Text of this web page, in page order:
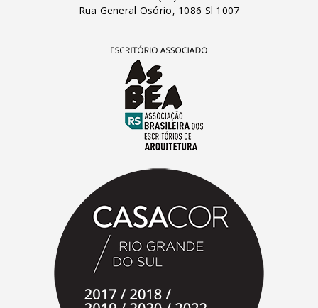
Rua General Osório, 1086 Sl 1007